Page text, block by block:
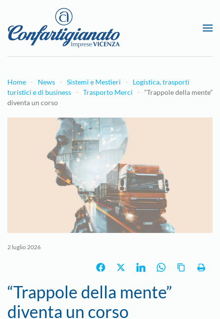
Passa al contenuto principale
Home News Sistemi e Mestieri
Logistica, trasporti
turistici e di business
Trasporto Merci
“Trappole della mente”
diventa un corso
2 luglio 2026
“Trappole della mente”
diventa un corso